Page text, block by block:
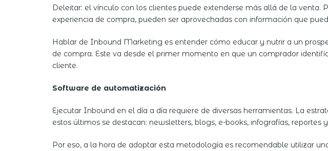
Deleitar: el vínculo con los clientes puede extenderse más allá de la
experiencia de compra, pueden ser aprovechadas con información que
Hablar de Inbound Marketing es entender cómo educar y nutrir a un
de compra. Este va desde el primer momento en que un comprador
cliente.
Software de automatización
Ejecutar Inbound en el día a día requiere de diversas herramientas. La
estos últimos se destacan: newsletters, blogs, e-books, infografías, reportes
Por eso, a la hora de adoptar esta metodología es recomendable utilizar